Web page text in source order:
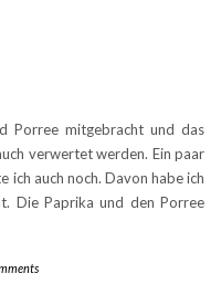
Porree mitgebracht und das
verwertet werden. Ein paar
ich auch noch. Davon habe ich
Die Paprika und den Porree